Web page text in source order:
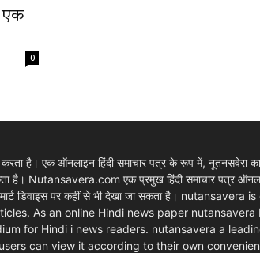
एक
0
है। एक ऑनलाइन हिंदी समाचार पत्र के रूप में, नूतनसवेरा
है। Nutansavera.com एक प्रमुख हिंदी समाचार पत्र
डिवाइस पर कहीं से भी देखा जा सकता है।
As an online Hindi news paper
for Hindi i news readers. nutansavera a
can view it according to their own